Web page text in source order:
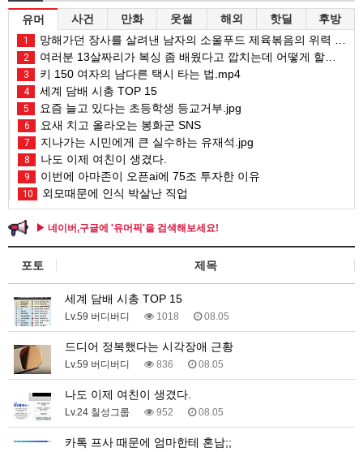
유머 사건 만화 웃썰 해외 핫딜 후방
1 망해가던 장사를 살려낸 남자의 소울푸드 제육볶음의 위력 ㅋㅋ
2 여러분 13살짜리가 복싱 좀 배웠다고 깝치는데 어떻게 할까요?
3 키 150 여자의 남다른 택시 타는 법.mp4
4 세계 담배 시총 TOP 15
5 요즘 늘고 있다는 초등학생 등교거부.jpg
6 요새 치고 올라오는 봉화군 SNS
7 지나가는 시민에게 큰 실수하는 유재석.jpg
8 나도 이제 여친이 생겼다.
9 이번에 아마존이 오픈ai에 75조 투자한 이유
10 외모때문에 인식 박살난 직업
▶ 네이버,구글에 '유머픽'을 검색해보세요!
포토 제목
세계 담배 시총 TOP 15
Lv.59 버디버디 1018 08.05
드디어 정복했다는 시각장애 근황
Lv.59 버디버디 836 08.05
나도 이제 여친이 생겼다.
Lv.24 칠성그룹 952 08.05
카톡 프사 때문에 엄마한테 혼남;;